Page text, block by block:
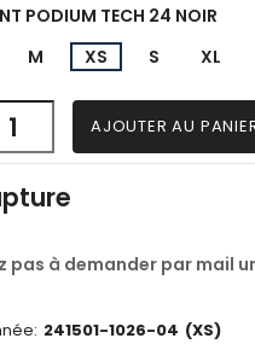
PODIUM TECH 24 NOIR
M XS S XL
AJOUTER AU
pas à demander par mail
241501-1026-04 (XS)